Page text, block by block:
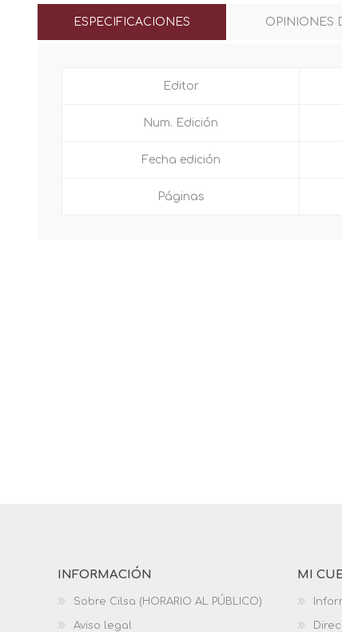
ESPECIFICACIONES OPINIONES
Editor
Num. Edición
Fecha edición
Páginas
INFORMACIÓN
Sobre Cilsa (HORARIO AL PÚBLICO)
Aviso legal
MI